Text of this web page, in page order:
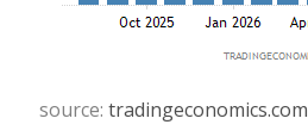
source: tradingeconomics.com